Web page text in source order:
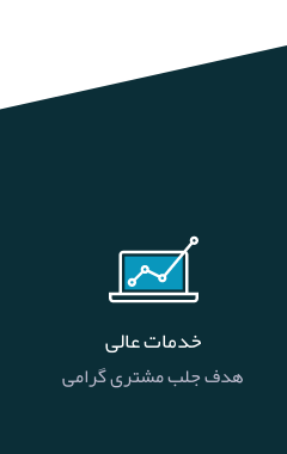
خدمات عالی
هدف جلب مشتری گرامی